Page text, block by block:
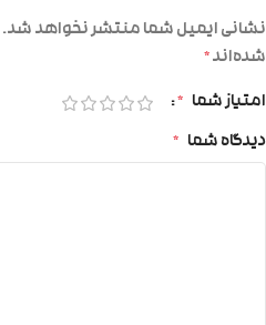
نشانی ایمیل شما منتشر نخواهد شد.
شده‌اند*
امتیاز شما *
دیدگاه شما *